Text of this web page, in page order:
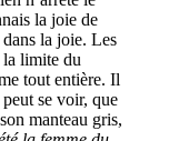
la joie de
la joie. Les
la limite du
tout entière. Il
se voir, que
manteau gris,